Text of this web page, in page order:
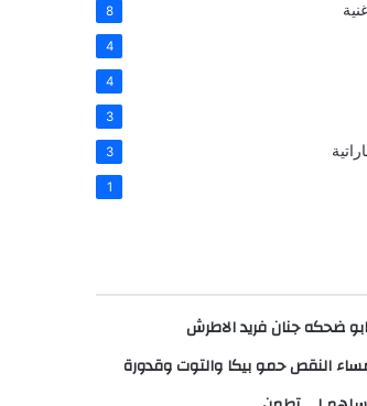
8
4
4
3
3
1
ضحكه جنان فريد الاطرش
النقص حمو بيكا والتوت وقدورة